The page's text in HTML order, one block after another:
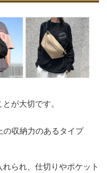
とが大切です。
収納力のあるタイプ
られ、仕切りやポケット